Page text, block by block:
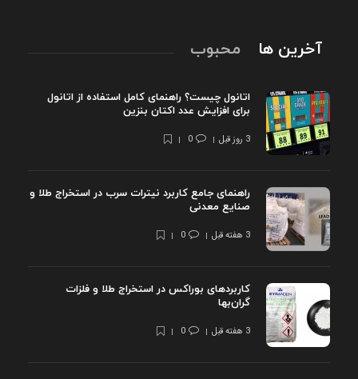
آخرین ها محبوب
اتانول چیست؟ راهنمای کامل استفاده از اتانول
برای افزایش عدد اکتان بنزین
3 روز قبل 0
راهنمای جامع کاربرد نیترات سرب در استخراج طلا و
صنایع معدنی
3 هفته قبل 0
کاربردهای بوراکس در استخراج طلا و فلزات
گران‌بها
3 هفته قبل 0